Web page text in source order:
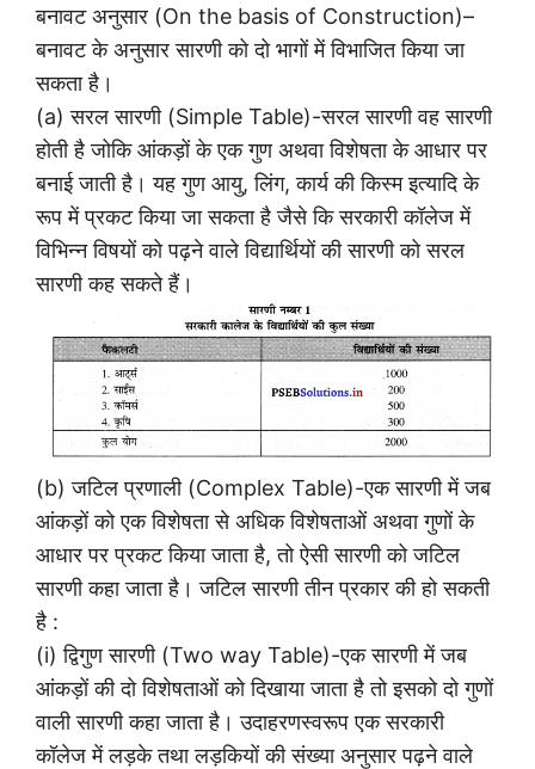
बनावट अनुसार (On the basis of Construction)–
बनावट के अनुसार सारणी को दो भागों में विभाजित किया जा
सकता है।
(a) सरल सारणी (Simple Table)-सरल सारणी वह सारणी
होती है जोकि आंकड़ों के एक गुण अथवा विशेषता के आधार पर
बनाई जाती है। यह गुण आयु, लिंग, कार्य की किस्म इत्यादि के
रूप में प्रकट किया जा सकता है जैसे कि सरकारी कॉलेज में
विभिन्न विषयों को पढ़ने वाले विद्यार्थियों की सारणी को सरल
सारणी कह सकते हैं।
(b) जटिल प्रणाली (Complex Table)-एक सारणी में जब
आंकड़ों को एक विशेषता से अधिक विशेषताओं अथवा गुणों के
आधार पर प्रकट किया जाता है, तो ऐसी सारणी को जटिल
सारणी कहा जाता है। जटिल सारणी तीन प्रकार की हो सकती
है :
(i) द्विगुण सारणी (Two way Table)-एक सारणी में जब
आंकड़ों की दो विशेषताओं को दिखाया जाता है तो इसको दो गुणों
वाली सारणी कहा जाता है। उदाहरणस्वरूप एक सरकारी
कॉलेज में लड़के तथा लड़कियों की संख्या अनुसार पढ़ने वाले